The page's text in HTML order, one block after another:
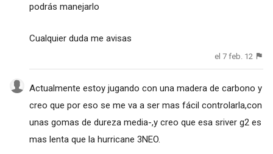
podrás manejarlo
Cualquier duda me avisas
el 7 feb. 12
Actualmente estoy jugando con una madera de carbono y
creo que por eso se me va a ser mas fácil controlarla,con
unas gomas de dureza media-,y creo que esa sriver g2 es
mas lenta que la hurricane 3NEO.